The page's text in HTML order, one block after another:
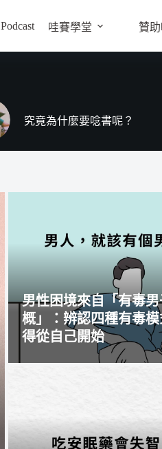
Podcast 哇賽學堂 贊
究竟為什麼要唸書呢？
男性困境來自「有毒
概」：辨認四種有毒
得從自己開始